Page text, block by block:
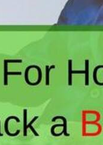
पास
ज्यादातर
लिखित परीक्षा में
नहीं होता है।